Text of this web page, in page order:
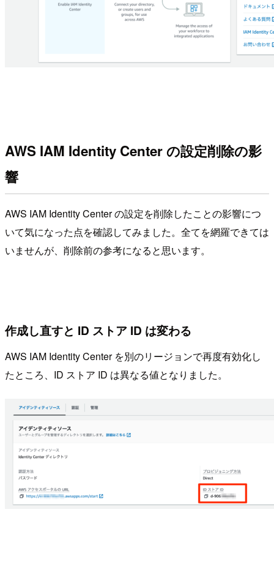
AWS IAM Identity Center の設定削除の影
響
AWS IAM Identity Center の設定を削除したことの影響につ
いて気になった点を確認してみました。全てを網羅できては
いませんが、削除前の参考になると思います。
作成し直すと ID ストア ID は変わる
AWS IAM Identity Center を別のリージョンで再度有効化し
たところ、ID ストア ID は異なる値となりました。